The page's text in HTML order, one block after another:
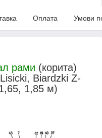
Оплата Умови
рами (корита)
Biardzki Z-
1,85 м)